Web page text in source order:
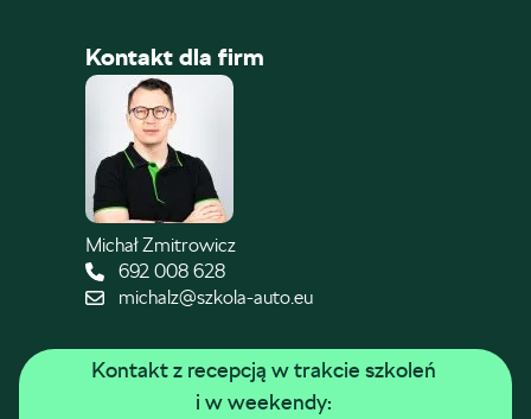
Kontakt dla firm
Michał Zmitrowicz
692 008 628
michalz@szkola-auto.eu
Kontakt z recepcją w trakcie szkoleń
i w weekendy: